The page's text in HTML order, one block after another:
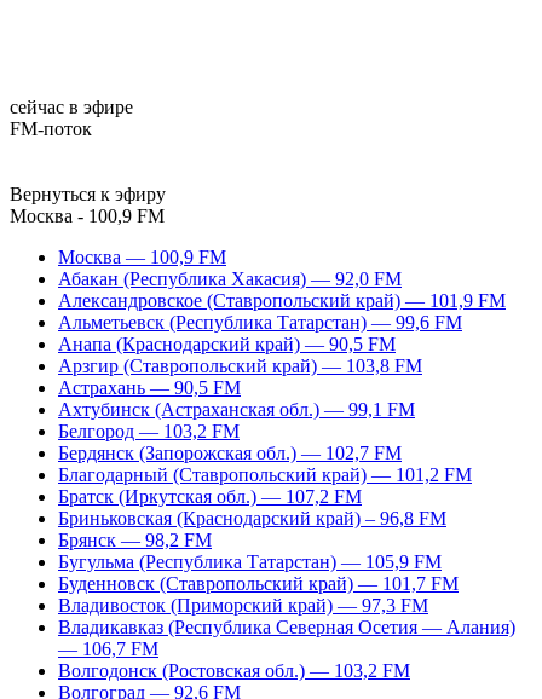
сейчас в эфире
FM-поток
Вернуться к эфиру
Москва - 100,9 FM
Москва — 100,9 FM
Абакан (Республика Хакасия) — 92,0 FM
Александровское (Ставропольский край) — 101,9 FM
Альметьевск (Республика Татарстан) — 99,6 FM
Анапа (Краснодарский край) — 90,5 FM
Арзгир (Ставропольский край) — 103,8 FM
Астрахань — 90,5 FM
Ахтубинск (Астраханская обл.) — 99,1 FM
Белгород — 103,2 FM
Бердянск (Запорожская обл.) — 102,7 FM
Благодарный (Ставропольский край) — 101,2 FM
Братск (Иркутская обл.) — 107,2 FM
Бриньковская (Краснодарский край) – 96,8 FM
Брянск — 98,2 FM
Бугульма (Республика Татарстан) — 105,9 FM
Буденновск (Ставропольский край) — 101,7 FM
Владивосток (Приморский край) — 97,3 FM
Владикавказ (Республика Северная Осетия — Алания)
— 106,7 FM
Волгодонск (Ростовская обл.) — 103,2 FM
Волгоград — 92,6 FM